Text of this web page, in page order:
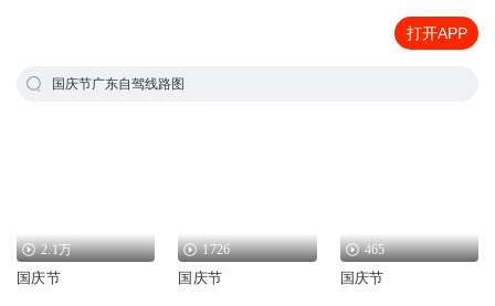
打开APP
国庆节广东自驾线路图
2.1万
国庆节
1726
国庆节
465
国庆节